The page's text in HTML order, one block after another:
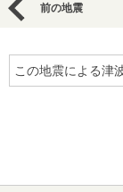
前の地震
この地震による津